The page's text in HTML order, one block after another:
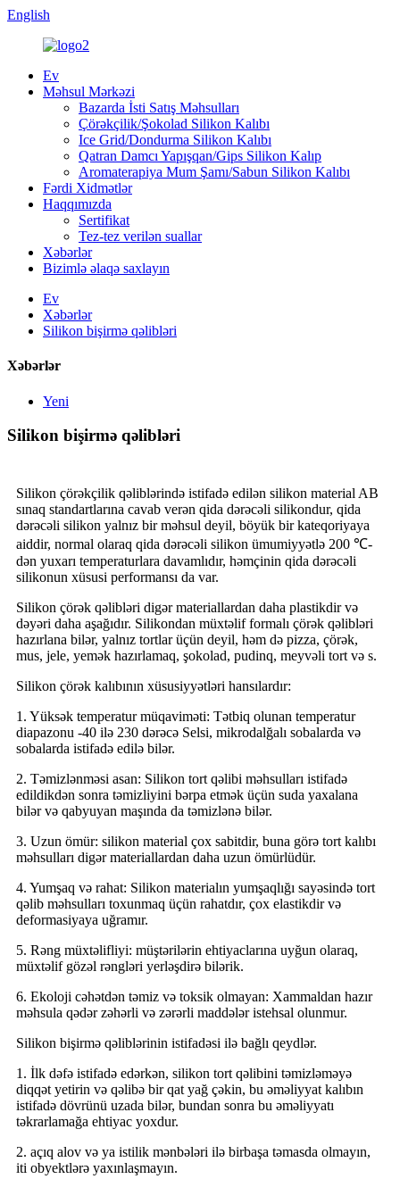
English
Ev
Məhsul Mərkəzi
Bazarda İsti Satış Məhsulları
Çörəkçilik/Şokolad Silikon Kalıbı
Ice Grid/Dondurma Silikon Kalıbı
Qatran Damcı Yapışqan/Gips Silikon Kalıp
Aromaterapiya Mum Şamı/Sabun Silikon Kalıbı
Fərdi Xidmətlər
Haqqımızda
Sertifikat
Tez-tez verilən suallar
Xəbərlər
Bizimlə əlaqə saxlayın
Ev
Xəbərlər
Silikon bişirmə qəlibləri
Xəbərlər
Yeni
Silikon bişirmə qəlibləri
Silikon çörəkçilik qəliblərində istifadə edilən silikon material AB
sınaq standartlarına cavab verən qida dərəcəli silikondur, qida
dərəcəli silikon yalnız bir məhsul deyil, böyük bir kateqoriyaya
aiddir, normal olaraq qida dərəcəli silikon ümumiyyətlə 200 ℃-
dən yuxarı temperaturlara davamlıdır, həmçinin qida dərəcəli
silikonun xüsusi performansı da var.
Silikon çörək qəlibləri digər materiallardan daha plastikdir və
dəyəri daha aşağıdır. Silikondan müxtəlif formalı çörək qəlibləri
hazırlana bilər, yalnız tortlar üçün deyil, həm də pizza, çörək,
mus, jele, yemək hazırlamaq, şokolad, pudinq, meyvəli tort və s.
Silikon çörək kalıbının xüsusiyyətləri hansılardır:
1. Yüksək temperatur müqaviməti: Tətbiq olunan temperatur
diapazonu -40 ilə 230 dərəcə Selsi, mikrodalğalı sobalarda və
sobalarda istifadə edilə bilər.
2. Təmizlənməsi asan: Silikon tort qəlibi məhsulları istifadə
edildikdən sonra təmizliyini bərpa etmək üçün suda yaxalana
bilər və qabyuyan maşında da təmizlənə bilər.
3. Uzun ömür: silikon material çox sabitdir, buna görə tort kalıbı
məhsulları digər materiallardan daha uzun ömürlüdür.
4. Yumşaq və rahat: Silikon materialın yumşaqlığı sayəsində tort
qəlib məhsulları toxunmaq üçün rahatdır, çox elastikdir və
deformasiyaya uğramır.
5. Rəng müxtəlifliyi: müştərilərin ehtiyaclarına uyğun olaraq,
müxtəlif gözəl rəngləri yerləşdirə bilərik.
6. Ekoloji cəhətdən təmiz və toksik olmayan: Xammaldan hazır
məhsula qədər zəhərli və zərərli maddələr istehsal olunmur.
Silikon bişirmə qəliblərinin istifadəsi ilə bağlı qeydlər.
1. İlk dəfə istifadə edərkən, silikon tort qəlibini təmizləməyə
diqqət yetirin və qəlibə bir qat yağ çəkin, bu əməliyyat kalıbın
istifadə dövrünü uzada bilər, bundan sonra bu əməliyyatı
təkrarlamağa ehtiyac yoxdur.
2. açıq alov və ya istilik mənbələri ilə birbaşa təmasda olmayın,
iti obyektlərə yaxınlaşmayın.